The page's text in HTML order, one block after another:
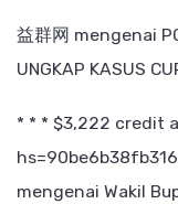
益群网 mengenai
UNGKAP KASUS
* * * $3,222 credit
mengenai Wakil